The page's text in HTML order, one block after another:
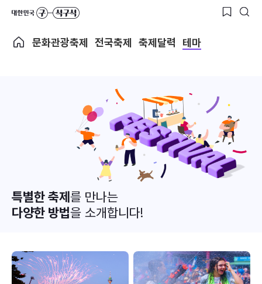
문화관광축제 전국축제 축제달력 테마
특별한 축제를 만나는
다양한 방법을 소개합니다!